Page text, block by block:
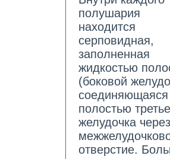
полушария
находится
серповидная,
заполненная
жидкостью
(боковой
соединяющаяся
полостью
желудочка через
отверстие.